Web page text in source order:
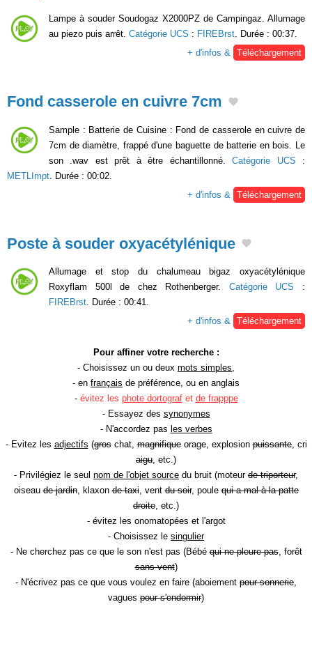
Lampe à souder Soudogaz X2000PZ de Campingaz. Allumage
au piezo puis arrêt. Catégorie UCS : FIREBrst . Durée : 00:37.
+ d'infos &
Téléchargement
Fond casserole en cuivre 7cm
Sample : Batterie de Cuisine : Fond de casserole en cuivre de
7cm de diamètre, frappé d'une baguette de batterie en bois. Le
son .wav est prêt à être échantillonné.Catégorie UCS :
METLImpt . Durée : 00:02.
+ d'infos &
Téléchargement
Poste à souder oxyacétylénique
Allumage et stop du chalumeau bigaz oxyacétylénique
Roxyflam 500l de chez Rothenberger. Catégorie UCS :
FIREBrst. Durée : 00:41.
+ d'infos & Téléchargement
Pour affiner votre recherche :
- Choisissez un ou deux mots simples,
- en français de préférence, ou en anglais
- évitez les phote dortografet de frapppe
- Essayez des synonymes
- N'accordez pas les verbes
- Evitez les adjectifs (groschat,magnifiqueorage, explosionpuissante, cri
aigu, etc.)
- Privilégiez le seul nom de l'objet source du bruit (moteur de triporteur,
oiseaude jardin, klaxonde taxi, ventdu soir, poulequi a mal à la patte
droite, etc.)
- évitez les onomatopées et l'argot
- Choisissez le singulier
- Ne cherchez pas ce que le son n'est pas (Bébéqui ne pleure pas, forêt
sans vent)
- N'écrivez pas ce que vous voulez en faire (aboiement pour sonnerie,
vagues pour s'endormir)